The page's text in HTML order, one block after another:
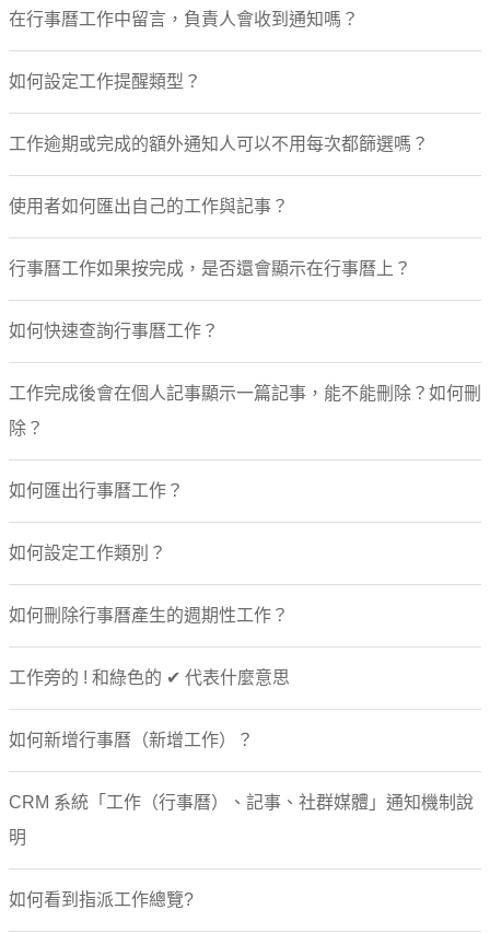
消費(APP)
社群媒體(APP)
insight 分析(APP)
設定(APP)
管理
系統
匯入/匯出
資料
產品管理
擴充欄位
AI Copilot
Microsoft Teams 整合
在行事曆工作中留言，負責人會收到通知嗎？
如何設定工作提醒類型？
工作逾期或完成的額外通知人可以不用每次都篩選嗎？
使用者如何匯出自己的工作與記事？
行事曆工作如果按完成，是否還會顯示在行事曆上？
如何快速查詢行事曆工作？
工作完成後會在個人記事顯示一篇記事，能不能刪除？如何刪
除？
如何匯出行事曆工作？
如何設定工作類別？
如何刪除行事曆產生的週期性工作？
工作旁的 ! 和綠色的 ✔ 代表什麼意思
如何新增行事曆（新增工作）？
CRM 系統「工作（行事曆）、記事、社群媒體」通知機制說
明
如何看到指派工作總覽?